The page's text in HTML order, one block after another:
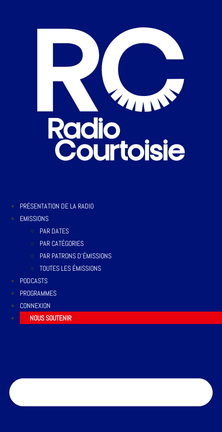
PRÉSENTATION DE LA RADIO
EMISSIONS
PAR DATES
PAR CATÉGORIES
PAR PATRONS D’ÉMISSIONS
TOUTES LES ÉMISSIONS
PODCASTS
PROGRAMMES
CONNEXION
NOUS SOUTENIR